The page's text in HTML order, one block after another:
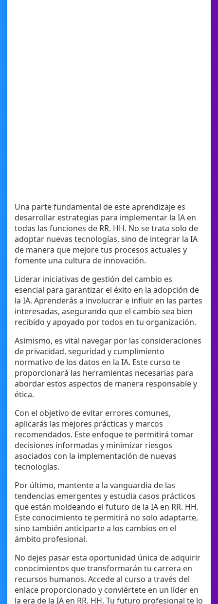
Una parte fundamental de este aprendizaje es
desarrollar estrategias para implementar la IA en
todas las funciones de RR. HH. No se trata solo de
adoptar nuevas tecnologías, sino de integrar la IA
de manera que mejore tus procesos actuales y
fomente una cultura de innovación.
Liderar iniciativas de gestión del cambio es
esencial para garantizar el éxito en la adopción de
la IA. Aprenderás a involucrar e influir en las partes
interesadas, asegurando que el cambio sea bien
recibido y apoyado por todos en tu organización.
Asimismo, es vital navegar por las consideraciones
de privacidad, seguridad y cumplimiento
normativo de los datos en la IA. Este curso te
proporcionará las herramientas necesarias para
abordar estos aspectos de manera responsable y
ética.
Con el objetivo de evitar errores comunes,
aplicarás las mejores prácticas y marcos
recomendados. Este enfoque te permitirá tomar
decisiones informadas y minimizar riesgos
asociados con la implementación de nuevas
tecnologías.
Por último, mantente a la vanguardia de las
tendencias emergentes y estudia casos prácticos
que están moldeando el futuro de la IA en RR. HH.
Este conocimiento te permitirá no solo adaptarte,
sino también anticiparte a los cambios en el
ámbito profesional.
No dejes pasar esta oportunidad única de adquirir
conocimientos que transformarán tu carrera en
recursos humanos. Accede al curso a través del
enlace proporcionado y conviértete en un líder en
la era de la IA en RR. HH. Tu futuro profesional te lo